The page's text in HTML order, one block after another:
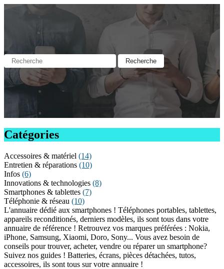
Catégories
Accessoires & matériel (14)
Entretien & réparations (10)
Infos (6)
Innovations & technologies (8)
Smartphones & tablettes (7)
Téléphonie & réseau (10)
L'annuaire dédié aux smartphones ! Téléphones portables, tablettes,
appareils reconditionés, derniers modèles, ils sont tous dans votre
annuaire de référence ! Retrouvez vos marques préférées : Nokia,
iPhone, Samsung, Xiaomi, Doro, Sony... Vous avez besoin de
conseils pour trouver, acheter, vendre ou réparer un smartphone?
Suivez nos guides ! Batteries, écrans, pièces détachées, tutos,
accessoires, ils sont tous sur votre annuaire !